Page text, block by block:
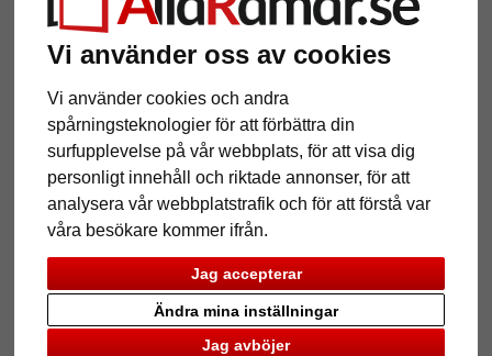
Vi använder oss av cookies
Vi använder cookies och andra
spårningsteknologier för att förbättra din
surfupplevelse på vår webbplats, för att visa dig
personligt innehåll och riktade annonser, för att
analysera vår webbplatstrafik och för att förstå var
våra besökare kommer ifrån.
Jag accepterar
Jag avböjer
Ändra mina inställningar
Tillbaka